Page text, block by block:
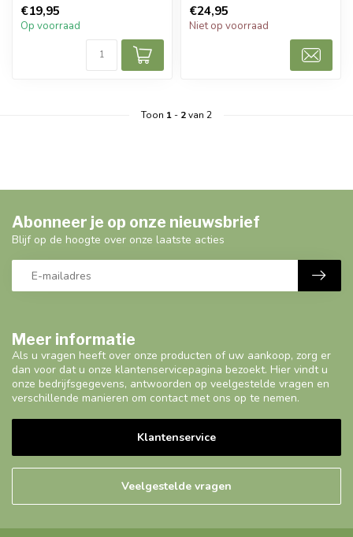
formu...
€19,95
Op voorraad
€24,95
Niet op voorraad
Toon 1- 2van 2
Meer informatie
Als u vragen heeft over onze producten of uw aankoop, zorg er
dan voor dat u onze klantenservicepagina bezoekt. Hier vindt u
onze bedrijfsgegevens, antwoorden op veelgestelde vragen en
verschillende manieren om contact met ons op te nemen.
Klantenservice
Veelgestelde vragen
Abonneer je op onze nieuwsbrief
Blijf op de hoogte over onze laatste acties